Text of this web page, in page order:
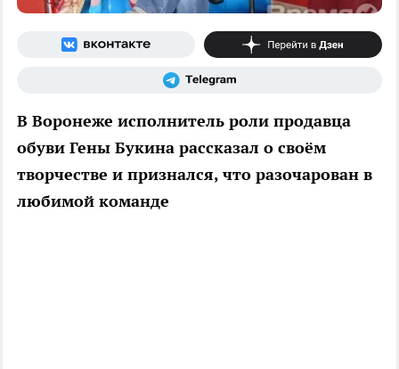
В Воронеже исполнитель роли продавца
обуви Гены Букина рассказал о своём
творчестве и признался, что разочарован в
любимой команде